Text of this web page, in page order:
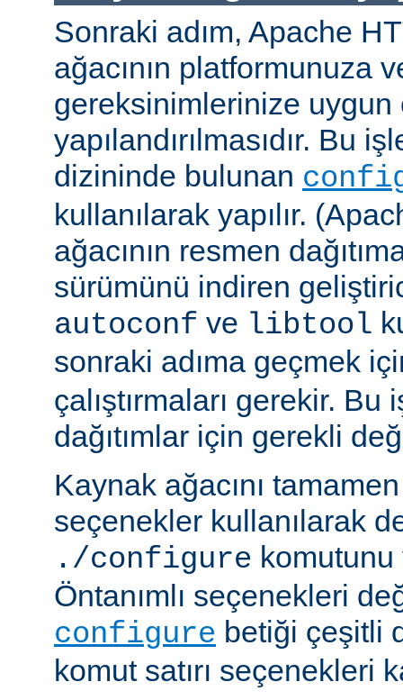
Sonraki adım, Apache
ağacının platformunuza
gereksinimlerinize uygun
yapılandırılmasıdır. Bu
dizininde bulunan
kullanılarak yapılır.
ağacının resmen
sürümünü indiren
autoconf ve libtool
sonraki adıma geçmek
çalıştırmaları gerekir. Bu
dağıtımlar için gerekli
Kaynak ağacını tamamen
seçenekler kullanılarak
./configure
Öntanımlı seçenekleri
configure betiği çeşitli
komut satırı seçenekleri